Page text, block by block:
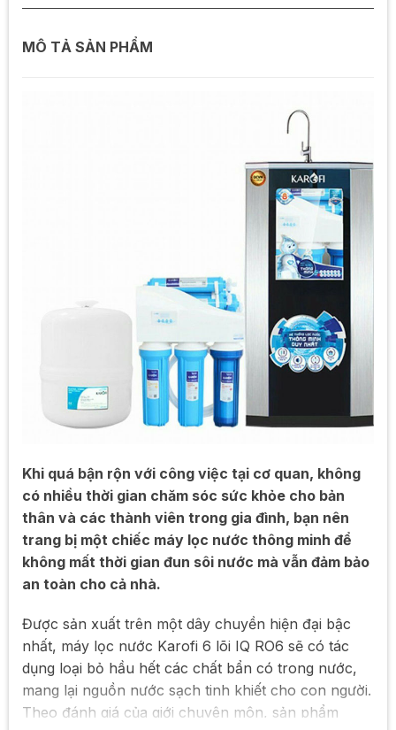
MÔ TẢ SẢN PHẨM
Khi quá bận rộn với công việc tại cơ quan, không
có nhiều thời gian chăm sóc sức khỏe cho bản
thân và các thành viên trong gia đình, bạn nên
trang bị một chiếc máy lọc nước thông minh để
không mất thời gian đun sôi nước mà vẫn đảm bảo
an toàn cho cả nhà.
Được sản xuất trên một dây chuyền hiện đại bậc
nhất, máy lọc nước Karofi 6 lõi IQ RO6 sẽ có tác
dụng loại bỏ hầu hết các chất bẩn có trong nước,
mang lại nguồn nước sạch tinh khiết cho con người.
Theo đánh giá của giới chuyên môn, sản phẩm